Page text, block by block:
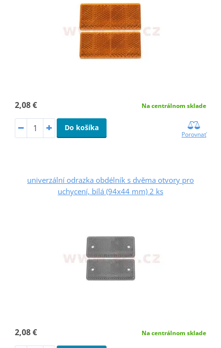
2,08 € Na centrálnom sklade
Do košíka
Porovnať
univerzální odrazka obdélník s dvěma otvory pro
uchycení, bílá (94x44 mm) 2 ks
2,08 € Na centrálnom sklade